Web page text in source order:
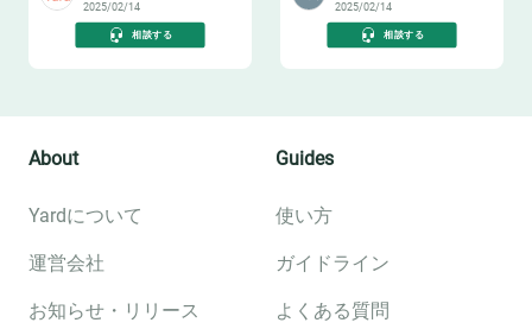
2025/02/14
相談する
2025/02/14
相談する
About
Yardについて
運営会社
お知らせ・リリース
Guides
使い方
ガイドライン
よくある質問